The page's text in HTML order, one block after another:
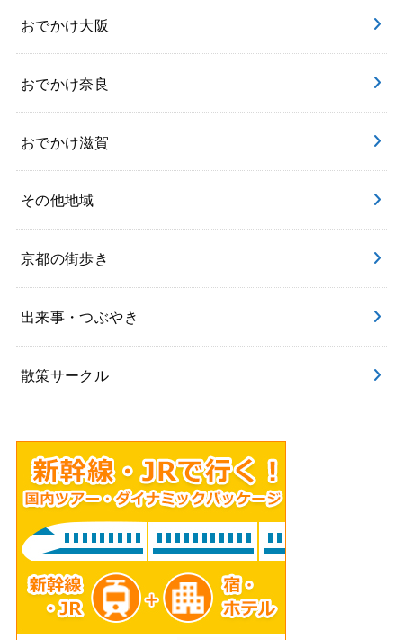
おでかけ大阪
おでかけ奈良
おでかけ滋賀
その他地域
京都の街歩き
出来事・つぶやき
散策サークル